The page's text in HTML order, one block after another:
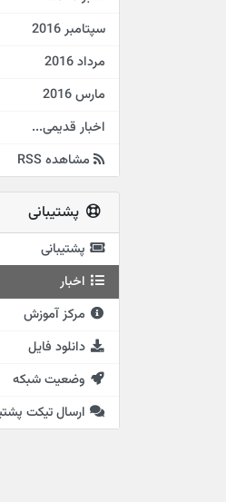
سپتامبر 2016
مرداد 2016
مارس 2016
اخبار قدیمی...
مشاهده RSS
پشتیبانی
پشتیبانی
اخبار
مرکز آموزش
دانلود فایل
وضعیت شبکه
ارسال تیکت